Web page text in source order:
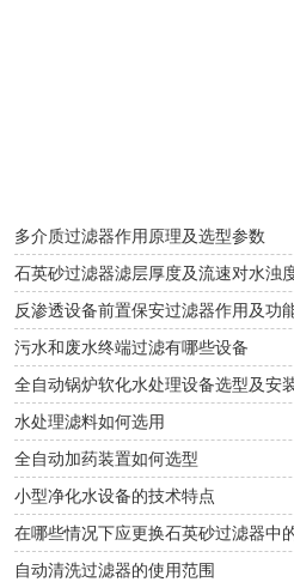
多介质过滤器作用原理及选型参数
石英砂过滤器滤层厚度及流速对水浊
反渗透设备前置保安过滤器作用及功
污水和废水终端过滤有哪些设备
全自动锅炉软化水处理设备选型及安
水处理滤料如何选用
全自动加药装置如何选型
小型净化水设备的技术特点
在哪些情况下应更换石英砂过滤器中
自动清洗过滤器的使用范围